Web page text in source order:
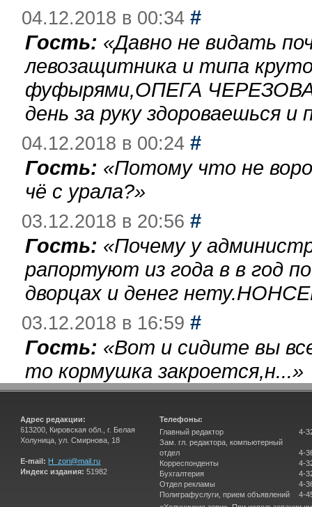
04.12.2018 в 00:34 #
Гость: «Давно не видать
левозащитника и типа
фуфырями,ОПЕГА
день за руку здороваешься
04.12.2018 в 00:24 #
Гость: «Потому что не
чё с урала?»
03.12.2018 в 20:56 #
Гость: «Почему у
рапортуют из года в в год
дворцах и денег
03.12.2018 в 16:59 #
Гость: «Вот и сидите вы
то кормушка закроется,н...»
Адрес редакции:
613200, Кировская обл., г. Белая
Холуница, ул. Смирнова, 18
E-mail: H_zori@mail.ru
Индекс издания: 51982
Телефоны:
Главный редактор
Зам. гл. редактора, компьютерный
отдел
Корреспонденты
Бухгалтерия
Отдел рекламы
Полиграфуслуги, прием объявлений
4-
4-
4-
4-
4-
4-